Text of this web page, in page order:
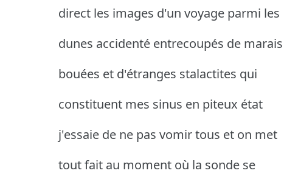
direct les images d'un voyage parmi les
dunes accidenté entrecoupés de marais
bouées et d'étranges stalactites qui
constituent mes sinus en piteux état
j'essaie de ne pas vomir tous et on met
tout fait au moment où la sonde se